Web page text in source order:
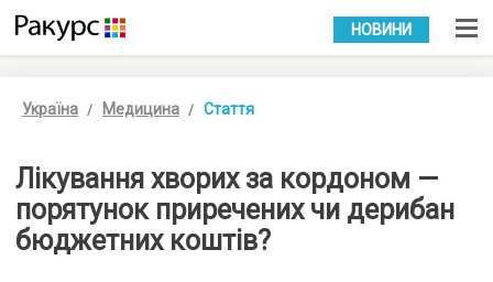
УКР РУС
НОВИНИ
Україна Медицина Стаття
Лікування хворих за кордоном —
порятунок приречених чи дерибан
бюджетних коштів?